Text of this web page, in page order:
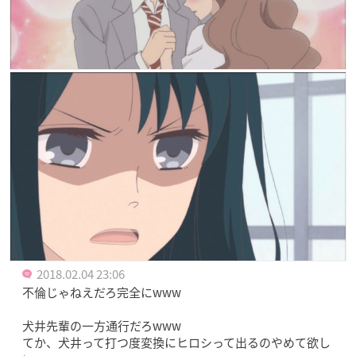
2018.02.04 23:06
不倫じゃねえだろ完全にwww
犬井先輩の一方通行だろwww
てか、犬井って打つ度変換にヒロシって出るのやめて欲し